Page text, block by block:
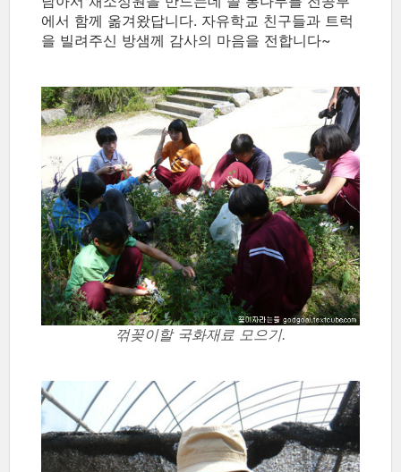
에서 함께 옮겨왔답니다. 자유학교 친구들과 트럭
을 빌려주신 방샘께 감사의 마음을 전합니다~
꺾꽂이할 국화재료 모으기.